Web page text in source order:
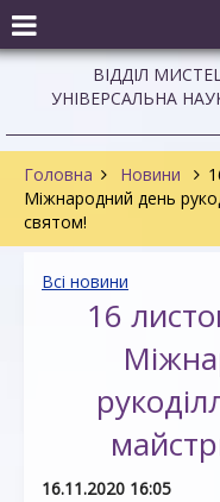
ВІДДІЛ
УНІВЕРСАЛЬНА
Головна Новини
Міжнародний день
святом!
Всі новини
16
16.11.2020 16:05